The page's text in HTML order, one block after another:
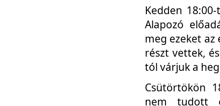
Kedden
Alapozó
meg ezeket
részt vettek,
tól várjuk a
Csütörtökön
nem tudott